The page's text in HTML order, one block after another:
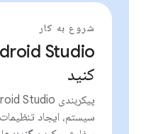
شروع به کار
کنید
سیستم، ایجاد